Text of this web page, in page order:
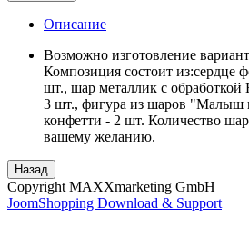
Описание
Возможно изготовление
Композиция состоит из:сердце
шт., шар металлик с обработкой
3 шт., фигура из шаров "Малыш
конфетти - 2 шт. Количество
вашему желанию.
Назад
Copyright MAXXmarketing GmbH
JoomShopping Download & Support